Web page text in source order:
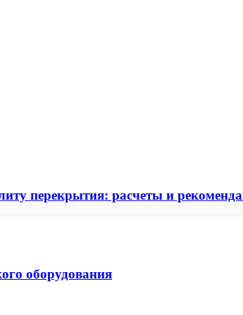
перекрытия: расчеты и
оборудования